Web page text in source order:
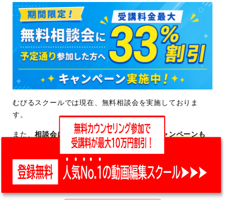
むびるスクールでは現在、無料相談会を実施しておりま
す。
また、相談会にご参加いただいた方限定のキャンペーンも
ぜひ無料相談会にご参加いただき、キャンペーンを受け取
ってくださいね。